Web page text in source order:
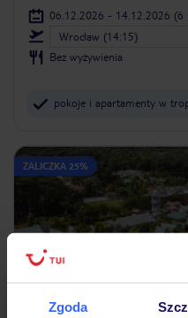
Zgoda
06.12.2026 - 14.12.2026 (6
Wrocław (14:15)
Bez wyżywienia
pokoje i apartamenty w
ZALICZKA 25%